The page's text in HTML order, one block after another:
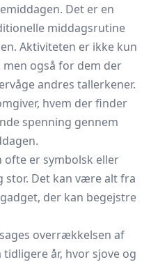
Det er en
middagsrutine
Aktiviteten er ikke kun
også for dem der
andres tallerkener.
hvem der finder
spenning gennem
ofte er symbolsk eller
stor. Det kan være alt fra
der kan begejstre
overrækkelsen af
år, hvor sjove og